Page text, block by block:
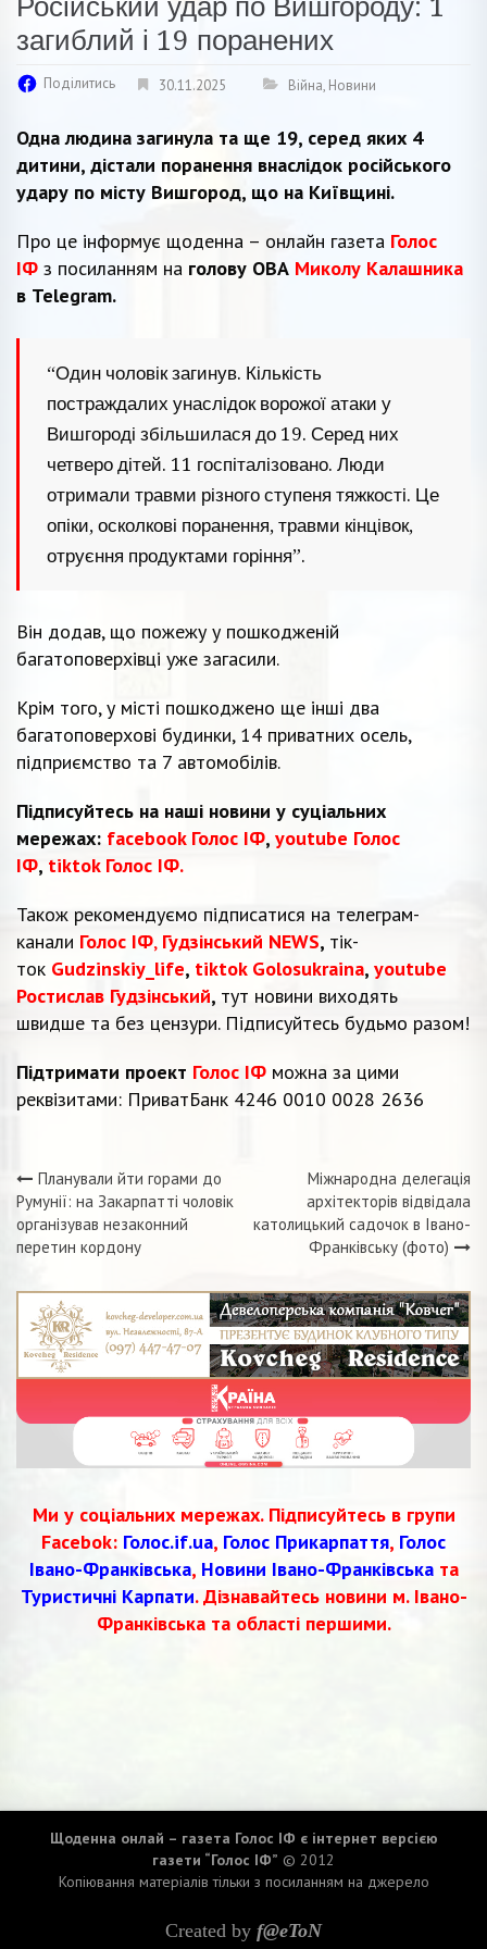
загиблий і 19 поранених
Поділитись 30.11.2025 Війна, Новини
Одна людина загинула та ще 19, серед яких 4
дитини, дістали поранення внаслідок російського
удару по місту Вишгород, що на Київщині.
Про це інформує щоденна – онлайн газета Голос
ІФ з посиланням на голову ОВА Миколу Калашника
в Telegram.
“Один чоловік загинув. Кількість
постраждалих унаслідок ворожої атаки у
Вишгороді збільшилася до 19. Серед них
четверо дітей. 11 госпіталізовано. Люди
отримали травми різного ступеня тяжкості. Це
опіки, осколкові поранення, травми кінцівок,
отруєння продуктами горіння”.
Він додав, що пожежу у пошкодженій
багатоповерхівці уже загасили.
Крім того, у місті пошкоджено ще інші два
багатоповерхові будинки, 14 приватних осель,
підприємство та 7 автомобілів.
Підписуйтесь на наші новини у суціальних
мережах: facebook Голос ІФ, youtube Голос
ІФ, tiktok Голос ІФ.
Також рекомендуємо підписатися на телеграм-
канали Голос ІФ, Гудзінський NEWS, тік-
ток Gudzinskiy_life, tiktok Golosukraina, youtube
Ростислав Гудзінський, тут новини виходять
швидше та без цензури. Підписуйтесь будьмо разом!
Підтримати проект Голос ІФ можна за цими
реквізитами: ПриватБанк 4246 0010 0028 2636
Навігація
записів
Планували йти горами до
Румунії: на Закарпатті чоловік
організував незаконний
перетин кордону
Міжнародна делегація
архітекторів відвідала
католицький садочок в Івано-
Франківську (фото)
Ми у соціальних мережах. Підписуйтесь в групи
Facebok: Голос.if.ua, Голос Прикарпаття, Голос
Івано-Франківська, Новини Івано-Франківськата
Туристичні Карпати. Дізнавайтесь новини м. Івано-
Франківська та області першими.
Щоденна онлай – газета Голос ІФ є інтернет версією
газети “Голос ІФ” © 2012
Копіювання матеріалів тільки з посиланням на джерело
Created by f@eToN